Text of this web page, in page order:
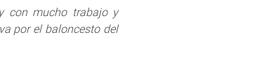
con mucho trabajo y
por el baloncesto del